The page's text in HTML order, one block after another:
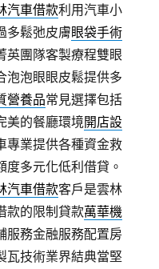
汽車借款利用汽車小
多鬆弛皮膚眼袋手術
英團隊客製療程雙眼
泡泡眼眼皮鬆提供多
營養品常見選擇包括
美的餐廳環境開店設
專業提供各種資金救
度多元化低利借貸。
汽車借款客戶是雲林
款的限制貸款萬華機
服務金融服務配置房
瓦技術業界結典當堅